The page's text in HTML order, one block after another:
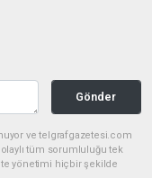
Gönder
ve telgrafgazetesi.com
tüm sorumluluğu tek
yönetimi hiçbir şekilde